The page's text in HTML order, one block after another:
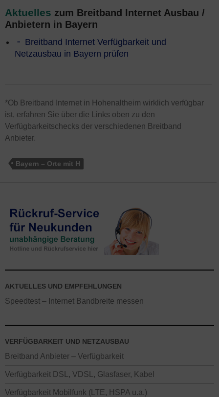
Aktuelles zum Breitband Internet Ausbau /
Anbietern in Bayern
Breitband Internet Verfügbarkeit und
Netzausbau in Bayern prüfen
*Ob Breitband Internet in Hohenaltheim wirklich verfügbar
ist, erfahren Sie über die Links oben zu den
Verfügbarkeitschecks der verschiedenen Breitband
Anbieter.
Bayern – Orte mit H
AKTUELLES UND EMPFEHLUNGEN
Speedtest – Internet Bandbreite messen
VERFÜGBARKEIT UND NETZAUSBAU
Breitband Anbieter – Verfügbarkeit
Verfügbarkeit DSL, VDSL, Glasfaser, Kabel
Verfügbarkeit Mobilfunk (LTE, HSPA u.a.)